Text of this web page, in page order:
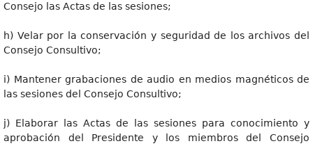
Consejo las Actas de las sesiones;
h) Velar por la conservación y seguridad de los archivos del
Consejo Consultivo;
i) Mantener grabaciones de audio en medios magnéticos de
las sesiones del Consejo Consultivo;
j) Elaborar las Actas de las sesiones para conocimiento y
aprobación del Presidente y los miembros del Consejo